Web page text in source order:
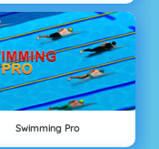
Swimming Pro